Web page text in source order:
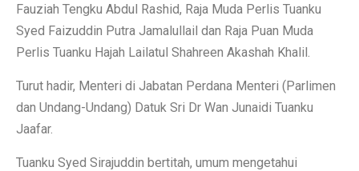
Fauziah Tengku Abdul Rashid, Raja Muda Perlis Tuanku
Syed Faizuddin Putra Jamalullail dan Raja Puan Muda
Perlis Tuanku Hajah Lailatul Shahreen Akashah Khalil.
Turut hadir, Menteri di Jabatan Perdana Menteri (Parlimen
dan Undang-Undang) Datuk Sri Dr Wan Junaidi Tuanku
Jaafar.
Tuanku Syed Sirajuddin bertitah, umum mengetahui